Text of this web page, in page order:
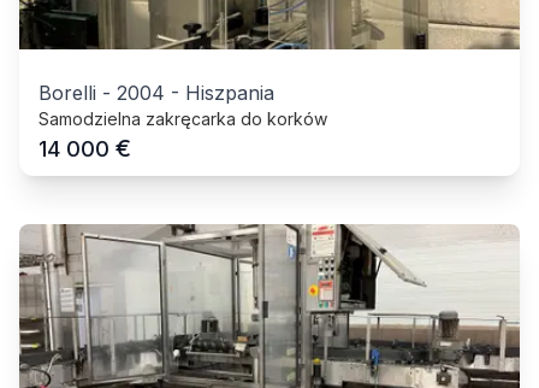
Borelli - 2004 - Hiszpania
Samodzielna zakręcarka do korków
14 000 €